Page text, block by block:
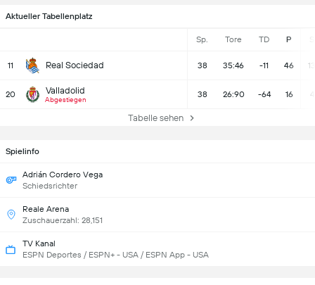
Aktueller Tabellenplatz
Sp. Tore TD P
11 Real Sociedad 38 35:46 -11 46 13
20 Valladolid
Abgestiegen
38 26:90 -64 16 4
Tabelle sehen
Spielinfo
Adrián Cordero Vega
Schiedsrichter
Reale Arena
Zuschauerzahl: 28,151
TV Kanal
ESPN Deportes / ESPN+ - USA / ESPN App - USA